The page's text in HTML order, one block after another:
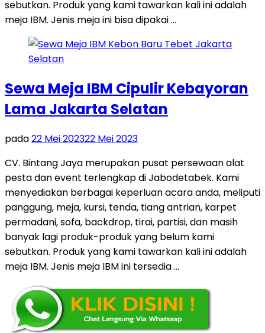
sebutkan. Produk yang kami tawarkan kali ini adalah
meja IBM. Jenis meja ini bisa dipakai …
Sewa Meja IBM Cipulir Kebayoran
Lama Jakarta Selatan
pada22 Mei 202322 Mei 2023
CV. Bintang Jaya merupakan pusat persewaan alat
pesta dan event terlengkap di Jabodetabek. Kami
menyediakan berbagai keperluan acara anda, meliputi
panggung, meja, kursi, tenda, tiang antrian, karpet
permadani, sofa, backdrop, tirai, partisi, dan masih
banyak lagi produk-produk yang belum kami
sebutkan. Produk yang kami tawarkan kali ini adalah
meja IBM. Jenis meja IBM ini tersedia …